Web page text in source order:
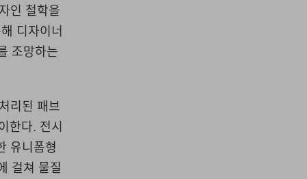
인 철학을
디자이너
조망하는
리된 패브
한다. 전시
유니폼형
걸쳐 물질